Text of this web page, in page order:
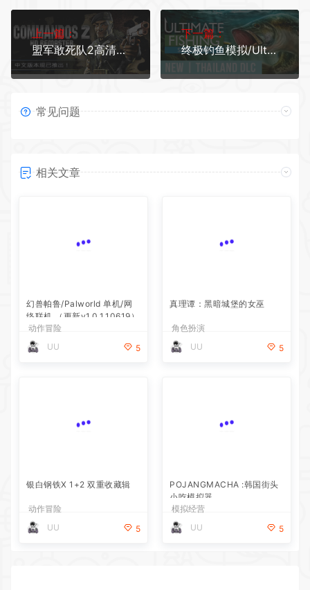
上一篇：
盟军敢死队2高清重制版/Commandos 2 - HD Remaster（v1.09）
下一篇：
终极钓鱼模拟/Ultimate Fishing Simulator（更新集成泰国DLC）
常见问题
相关文章
幻兽帕鲁/Palworld 单机/网
络联机 （更新v1.0.1.10619）
动作冒险
UU
5
真理谭：黑暗城堡的女巫
角色扮演
UU
5
银白钢铁X 1+2 双重收藏辑
动作冒险
UU
5
POJANGMACHA :韩国街头
小吃模拟器
模拟经营
UU
5